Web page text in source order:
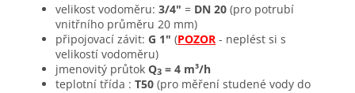
velikost vodoměru: 3/4" = DN 20 (pro potrubí
vnitřního průměru 20 mm)
připojovací závit: G 1" (POZOR - neplést si s
velikostí vodoměru)
jmenovitý průtok Q3 = 4 m³/h
teplotní třída : T50 (pro měření studené vody do